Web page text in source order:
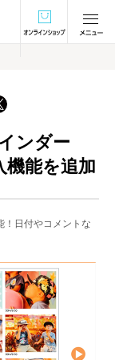
オンラインショ
ンダー
機能を追加
！日付やコメントな